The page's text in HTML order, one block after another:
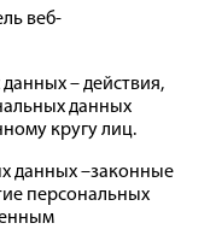
веб-
– действия,
данных
кругу лиц.
данных –законные
персональных